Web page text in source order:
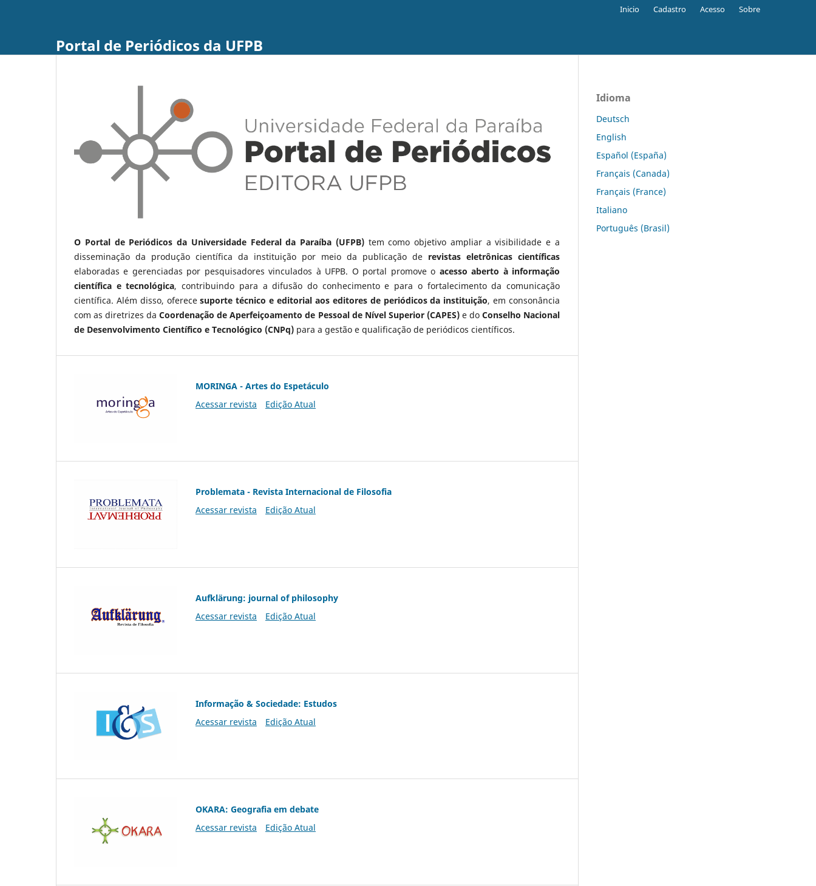
Portal de Periódicos da UFPB
Inicio Cadastro Acesso Sobre
O Portal de Periódicos da Universidade Federal da Paraíba (UFPB)tem como objetivo ampliar a visibilidade e a
disseminação da produção científica da instituição por meio da publicação de revistas eletrônicas científicas
elaboradas e gerenciadas por pesquisadores vinculados à UFPB. O portal promove o acesso aberto à informação
científica e tecnológica, contribuindo para a difusão do conhecimento e para o fortalecimento da comunicação
científica. Além disso, oferecesuporte técnico e editorial aos editores de periódicos da instituição, em consonância
com as diretrizes daCoordenação de Aperfeiçoamento de Pessoal de Nível Superior (CAPES)e do Conselho Nacional
de Desenvolvimento Científico e Tecnológico (CNPq) para a gestão e qualificação de periódicos científicos.
MORINGA - Artes do Espetáculo
Acessar revista
Edição Atual
Problemata - Revista Internacional de Filosofia
Acessar revista
Edição Atual
Aufklärung: journal of philosophy
Acessar revista
Edição Atual
Informação & Sociedade: Estudos
Acessar revista
Edição Atual
OKARA: Geografia em debate
Acessar revista
Edição Atual
Idioma
Deutsch
English
Español (España)
Français (Canada)
Français (France)
Italiano
Português (Brasil)